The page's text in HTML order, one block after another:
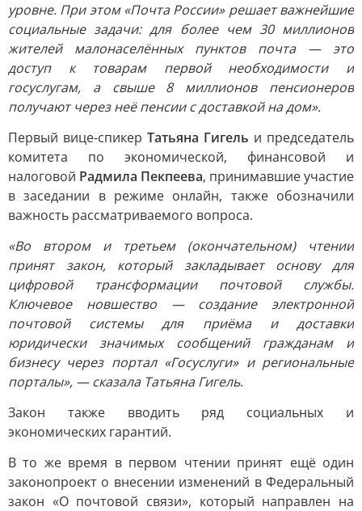
уровне. При этом «Почта России» решает важнейшие
социальные задачи: для более чем 30 миллионов
жителей малонаселённых пунктов почта — это
доступ к товарам первой необходимости и
госуслугам, а свыше 8 миллионов пенсионеров
получают через неё пенсии с доставкой на дом».
Первый вице-спикер Татьяна Гигель и председатель
комитета по экономической, финансовой и
налоговой Радмила Пекпеева, принимавшие участие
в заседании в режиме онлайн, также обозначили
важность рассматриваемого вопроса.
«Во втором и третьем (окончательном) чтении
принят закон, который закладывает основу для
цифровой трансформации почтовой службы.
Ключевое новшество — создание электронной
почтовой системы для приёма и доставки
юридически значимых сообщений гражданам и
бизнесу через портал «Госуслуги» и региональные
порталы», — сказала Татьяна Гигель.
Закон также вводить ряд социальных и
экономических гарантий.
В то же время в первом чтении принят ещё один
законопроект о внесении изменений в Федеральный
закон «О почтовой связи», который направлен на